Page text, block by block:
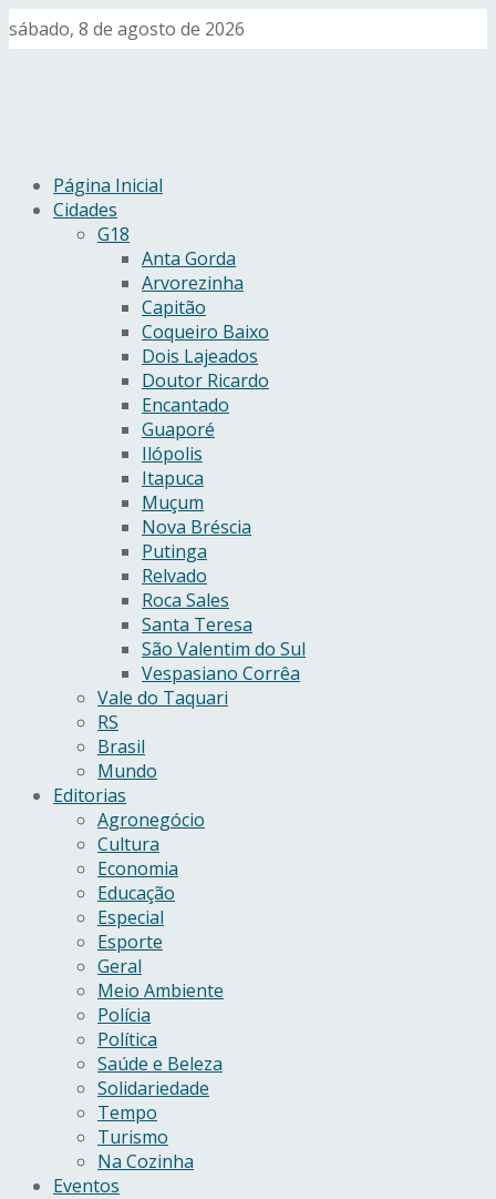
sábado, 8 de agosto de 2026
Página Inicial
Cidades
G18
Anta Gorda
Arvorezinha
Capitão
Coqueiro Baixo
Dois Lajeados
Doutor Ricardo
Encantado
Guaporé
Ilópolis
Itapuca
Muçum
Nova Bréscia
Putinga
Relvado
Roca Sales
Santa Teresa
São Valentim do Sul
Vespasiano Corrêa
Vale do Taquari
RS
Brasil
Mundo
Editorias
Agronegócio
Cultura
Economia
Educação
Especial
Esporte
Geral
Meio Ambiente
Polícia
Política
Saúde e Beleza
Solidariedade
Tempo
Turismo
Na Cozinha
Eventos